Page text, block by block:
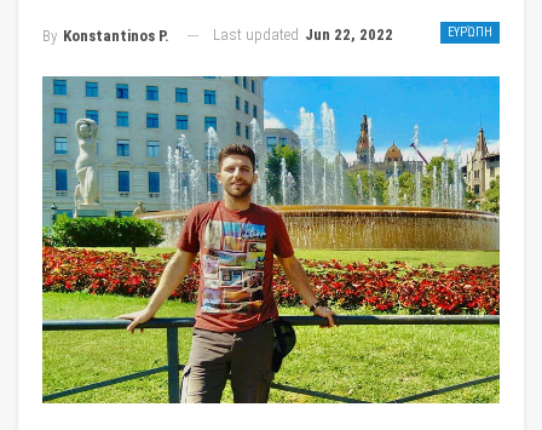
ΕΥΡΏΠΗ
By Konstantinos P. Last updated Jun 22, 2022